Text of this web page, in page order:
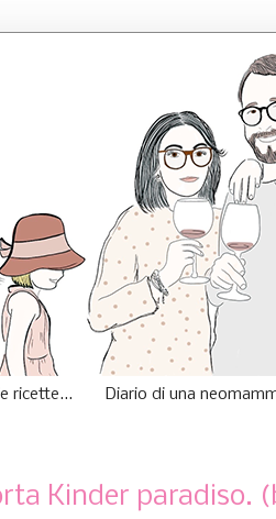
ricette... Diario di una
Kinder paradiso.